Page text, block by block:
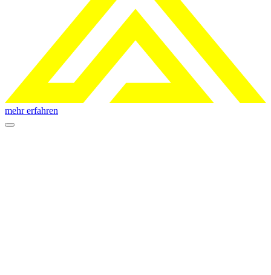
mehr erfahren